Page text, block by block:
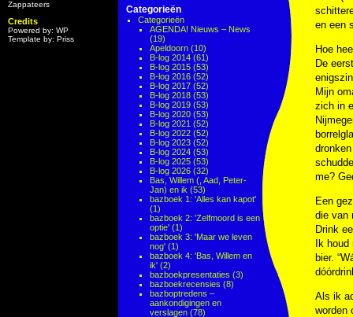
Zappateers
Credits
Powered by: WP
Template by: Priss
Categorieën
Categorieën
AGENDA! Nieuws – News
(19)
Apeldoorn (10)
B-log 2014 (61)
B-log 2015 (53)
B-log 2016 (52)
B-log 2017 (52)
B-log 2018 (53)
B-log 2019 (53)
B-log 2020 (53)
B-log 2021 (52)
B-log 2022 (52)
B-log 2023 (52)
B-log 2024 (53)
B-log 2025 (53)
B-log 2026 (32)
Bas, Willem (, Aad, Peter-
Jan) en ik (53)
bazboek 1: 'Alles kan kapot'
(1)
bazboek 2: 'Zelfmoord is een
optie' (1)
bazboek 3: 'Maar we leven
nog' (1)
bazboek 4: 'Bas, Willem en
ik' (2)
bazboekpresentaties (3)
bazboekrecensies (8)
bazboptredens –
aankondigingen en
verslagen (78)
en een
Hoe
De
Mijn
zich in
me?
Een
die van
Drink
Ik
bier.
Als ik
worden